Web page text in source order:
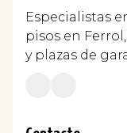
Especialistas
pisos en
y plazas de